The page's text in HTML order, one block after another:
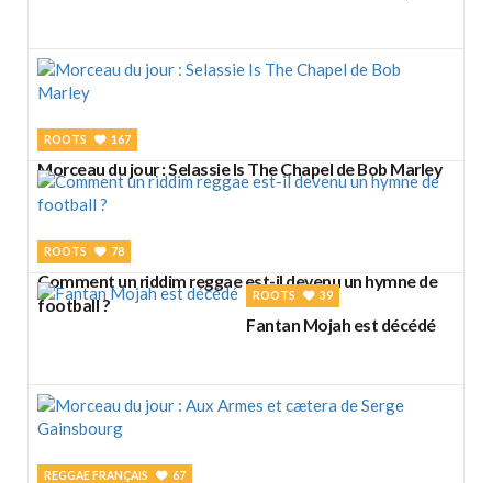
ROOTS 167
Morceau du jour : Selassie Is The Chapel de Bob Marley
ROOTS 78
Comment un riddim reggae est-il devenu un hymne de
football ?
ROOTS 39
Fantan Mojah est décédé
REGGAE FRANÇAIS 67